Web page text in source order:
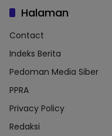
Halaman
Contact
Indeks Berita
Pedoman Media Siber
PPRA
Privacy Policy
Redaksi